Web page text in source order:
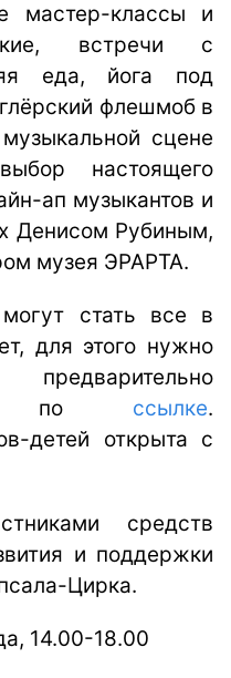
мастер-классы и
встречи с
еда, йога под
флешмоб в
сцене
настоящего
ап музыкантов и
Денисом Рубиным,
музея ЭРАРТА.
стать все в
для этого нужно
по ссылке.
детей открыта с
средств
и поддержки
Цирка.
14.00-18.00